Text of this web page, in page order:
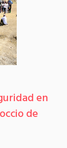
en
de